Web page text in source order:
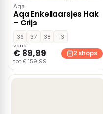
Aqa
Aqa Enkellaarsjes Hak
– Grijs
36 37 38
+3
vanaf
€ 89,99
tot € 159,99
2 shops